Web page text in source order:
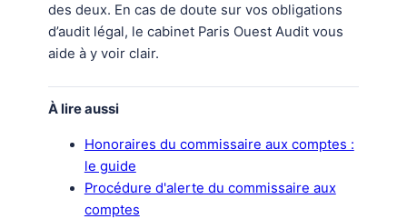
des deux. En cas de doute sur vos obligations
d’audit légal, le cabinet Paris Ouest Audit vous
aide à y voir clair.
À lire aussi
Honoraires du commissaire aux comptes :
le guide
Procédure d'alerte du commissaire aux
comptes